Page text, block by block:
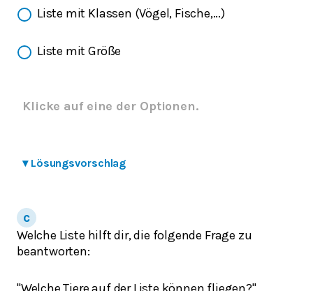
Liste mit Klassen (Vögel, Fische,...)
Liste mit Größe
Klicke auf eine der Optionen.
▾ Lösungsvorschlag
Welche Liste hilft dir, die folgende Frage zu
beantworten: